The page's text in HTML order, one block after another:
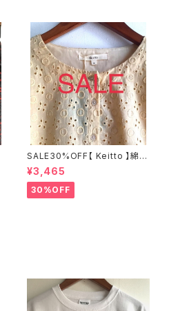
SALE30%OFF【 Keitto 】綿10
0% オーバーレースシャツ クリ
ームベージュ Mサイズ KBMS6
162【ケイット】
¥3,465
30%OFF